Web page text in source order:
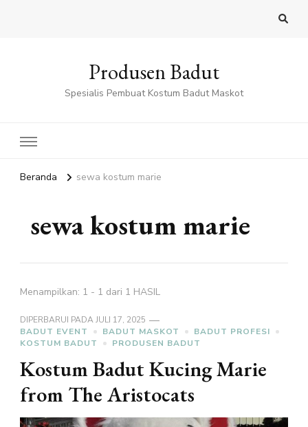
Produsen Badut
Spesialis Pembuat Kostum Badut Maskot
Beranda sewa kostum marie
sewa kostum marie
Menampilkan: 1 - 1 dari 1 HASIL
DIPERBARUI PADAJULI 17, 2025
BADUT EVENT
BADUT MASKOT
BADUT PROFESI
KOSTUM BADUT
PRODUSEN BADUT
Kostum Badut Kucing Marie
from The Aristocats